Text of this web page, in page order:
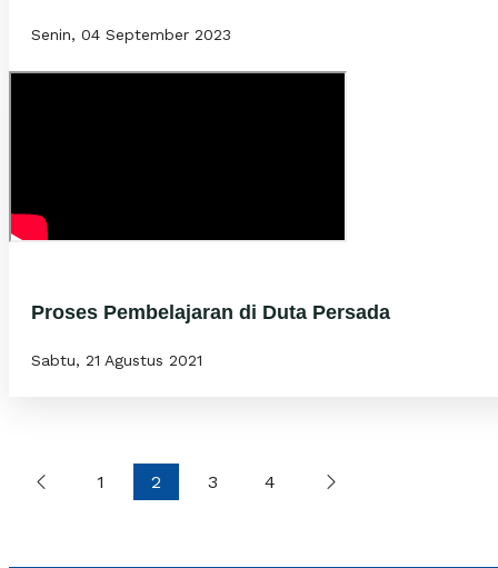
Senin, 04 September 2023
Proses Pembelajaran di Duta Persada
Sabtu, 21 Agustus 2021
1 2 3 4